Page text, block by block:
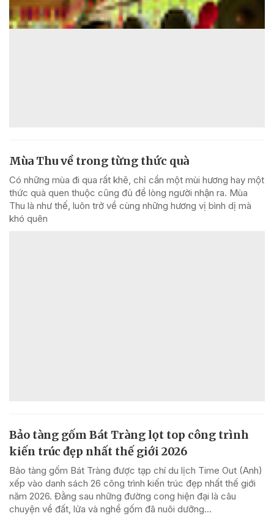
Mùa Thu về trong từng thức quà
Có những mùa đi qua rất khẽ, chỉ cần một mùi hương hay một
thức quà quen thuộc cũng đủ để lòng người nhận ra. Mùa
Thu là như thế, luôn trở về cùng những hương vị bình dị mà
khó quên
Bảo tàng gốm Bát Tràng lọt top công trình
kiến trúc đẹp nhất thế giới 2026
Bảo tàng gốm Bát Tràng được tạp chí du lịch Time Out (Anh)
xếp vào danh sách 26 công trình kiến trúc đẹp nhất thế giới
năm 2026. Đằng sau những đường cong hiện đại là câu
chuyện về đất, lửa và nghề gốm đã nuôi dưỡng...